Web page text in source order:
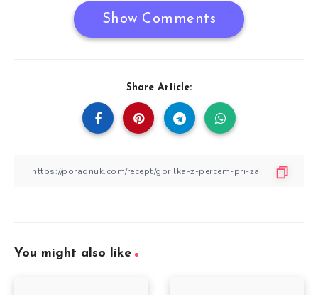
Show Comments
Share Article:
You might also like